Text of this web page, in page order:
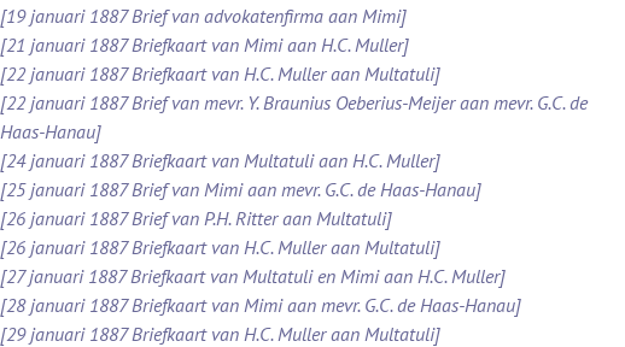
[19 januari 1887 Brief van advokatenfirma aan Mimi]
[21 januari 1887 Briefkaart van Mimi aan H.C. Muller]
[22 januari 1887 Briefkaart van H.C. Muller aan Multatuli]
[22 januari 1887 Brief van mevr. Y. Braunius Oeberius-Meijer aan mevr. G.C. de
Haas-Hanau]
[24 januari 1887 Briefkaart van Multatuli aan H.C. Muller]
[25 januari 1887 Brief van Mimi aan mevr. G.C. de Haas-Hanau]
[26 januari 1887 Brief van P.H. Ritter aan Multatuli]
[26 januari 1887 Briefkaart van H.C. Muller aan Multatuli]
[27 januari 1887 Briefkaart van Multatuli en Mimi aan H.C. Muller]
[28 januari 1887 Briefkaart van Mimi aan mevr. G.C. de Haas-Hanau]
[29 januari 1887 Briefkaart van H.C. Muller aan Multatuli]